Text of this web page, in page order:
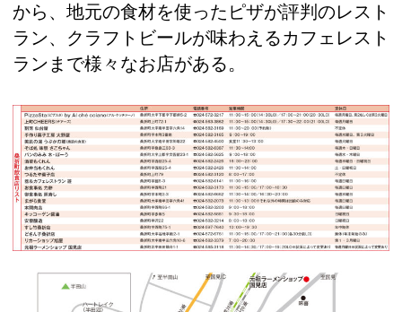
から、地元の食材を使ったピザが評判のレスト
ラン、クラフトビールが味わえるカフェレスト
ランまで様々なお店がある。